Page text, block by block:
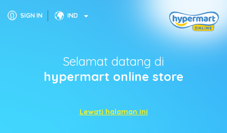
SIGN IN IND
Selamat datang di
hypermart online store
Lewati halaman ini